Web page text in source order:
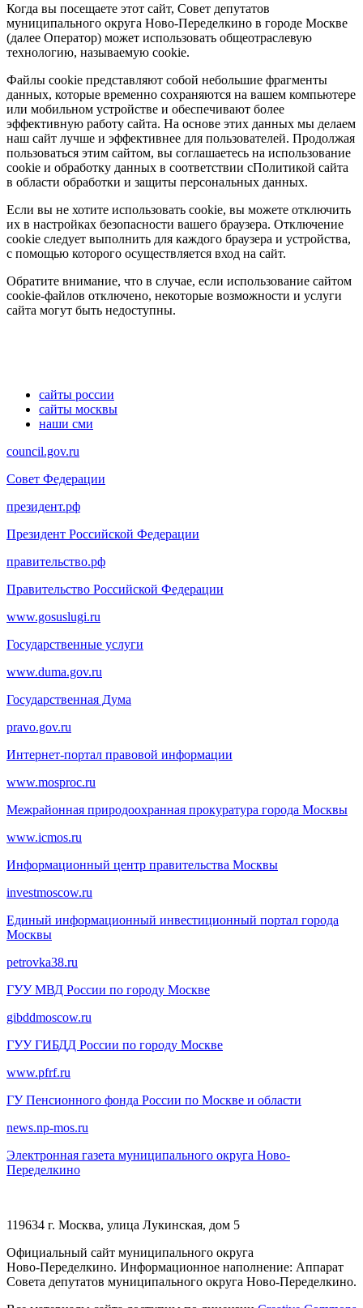
Когда вы посещаете этот сайт, Совет депутатов
муниципального округа Ново-Переделкино в городе Москве
(далее Оператор) может использовать общеотраслевую
технологию, называемую cookie.
Файлы cookie представляют собой небольшие фрагменты
данных, которые временно сохраняются на вашем компьютере
или мобильном устройстве и обеспечивают более
эффективную работу сайта. На основе этих данных мы делаем
наш сайт лучше и эффективнее для пользователей. Продолжая
пользоваться этим сайтом, вы соглашаетесь на использование
cookie и обработку данных в соответствии сПолитикой сайта
в области обработки и защиты персональных данных.
Если вы не хотите использовать cookie, вы можете отключить
их в настройках безопасности вашего браузера. Отключение
cookie следует выполнить для каждого браузера и устройства,
с помощью которого осуществляется вход на сайт.
Обратите внимание, что в случае, если использование сайтом
cookie-файлов отключено, некоторые возможности и услуги
сайта могут быть недоступны.
сайты россии
сайты москвы
наши сми
council.gov.ru
Совет Федерации
президент.рф
Президент Российской Федерации
правительство.рф
Правительство Российской Федерации
www.gosuslugi.ru
Государственные услуги
www.duma.gov.ru
Государственная Дума
pravo.gov.ru
Интернет-портал правовой информации
www.mosproc.ru
Межрайонная природоохранная прокуратура города Москвы
www.icmos.ru
Информационный центр правительства Москвы
investmoscow.ru
Единый информационный инвестиционный портал города
Москвы
petrovka38.ru
ГУУ МВД России по городу Москве
gibddmoscow.ru
ГУУ ГИБДД России по городу Москве
www.pfrf.ru
ГУ Пенсионного фонда России по Москве и области
news.np-mos.ru
Электронная газета муниципального округа Ново-
Переделкино
119634 г. Москва, улица Лукинская, дом 5
Официальный сайт муниципального округа
Ново-Переделкино. Информационное наполнение: Аппарат
Совета депутатов муниципального округа Ново-Переделкино.